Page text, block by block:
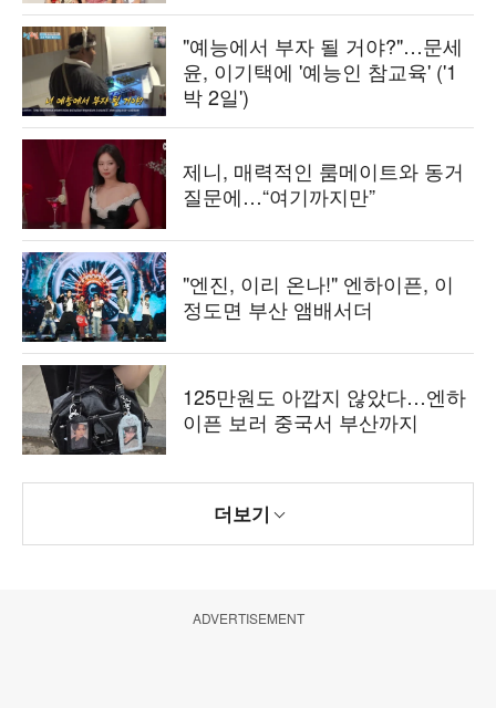
"예능에서 부자 될 거야?"…문세
윤, 이기택에 '예능인 참교육' ('1
박 2일')
제니, 매력적인 룸메이트와 동거
질문에…“여기까지만”
"엔진, 이리 온나!" 엔하이픈, 이
정도면 부산 앰배서더
125만원도 아깝지 않았다…엔하
이픈 보러 중국서 부산까지
더보기
ADVERTISEMENT